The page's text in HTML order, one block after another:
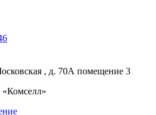
, д. 70А помещение 3